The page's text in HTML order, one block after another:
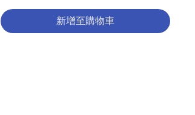
教理指南！
新增至購物車